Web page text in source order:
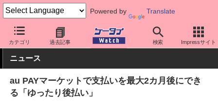
Powered by Translate
カテゴリ 過去記事 検索 Impressサイト
ケータイ Watch キャリア au アプリ・サービス
ニュース
au PAYマーケットで支払いを最大2カ月後にでき
る「ゆったり後払い」